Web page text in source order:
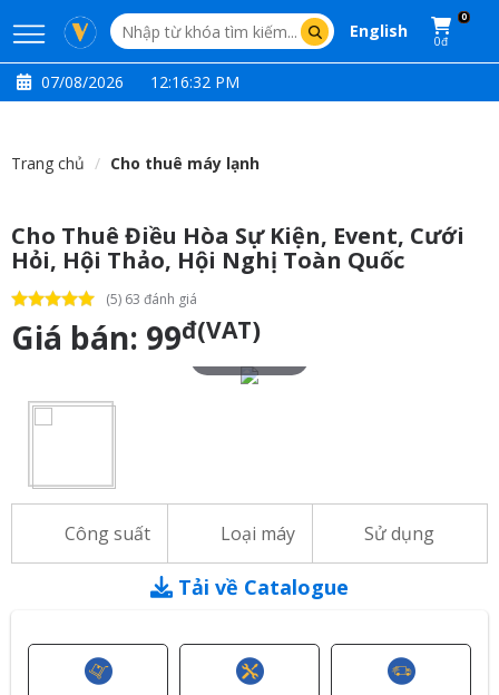
English
0
0đ
07/08/2026 12:16:33 PM
Trang chủ Cho thuê máy lạnh
Cho Thuê Điều Hòa Sự Kiện, Event, Cưới
Hỏi, Hội Thảo, Hội Nghị Toàn Quốc
(5) 63 đánh giá
Giá bán: 99đ(VAT)
Công suất Loại máy Sử dụng
Tải về Catalogue